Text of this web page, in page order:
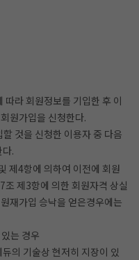
라 회원정보를 기입한 후 이
원가입을 신청한다.
것을 신청한 이용자 중 다음
.
제4항에 의하여 이전에 회원
조 제3항에 의한 회원자격 상실
재가입 승낙을 얻은경우에는
는 경우
의 기술상 현저히 지장이 있